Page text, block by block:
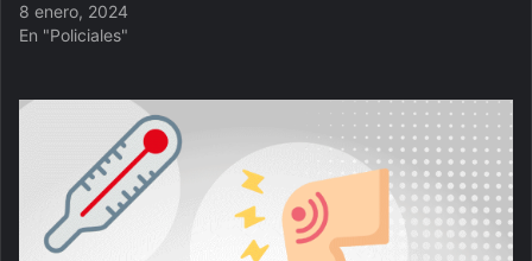
8 enero, 2024
En "Policiales"